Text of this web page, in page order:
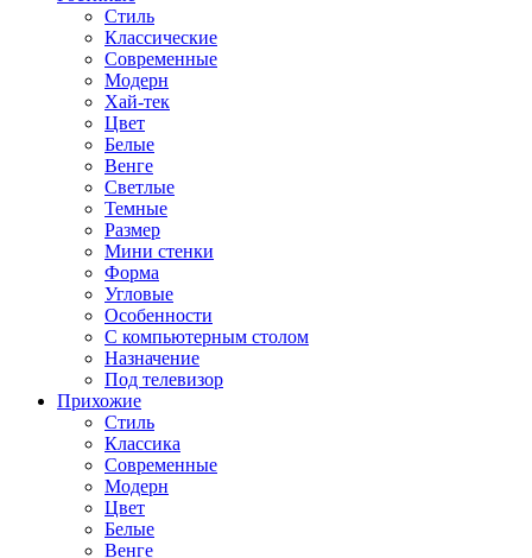
Стиль
Классические
Современные
Модерн
Хай-тек
Цвет
Белые
Венге
Светлые
Темные
Размер
Мини стенки
Форма
Угловые
Особенности
С компьютерным столом
Назначение
Под телевизор
Прихожие
Стиль
Классика
Современные
Модерн
Цвет
Белые
Венге